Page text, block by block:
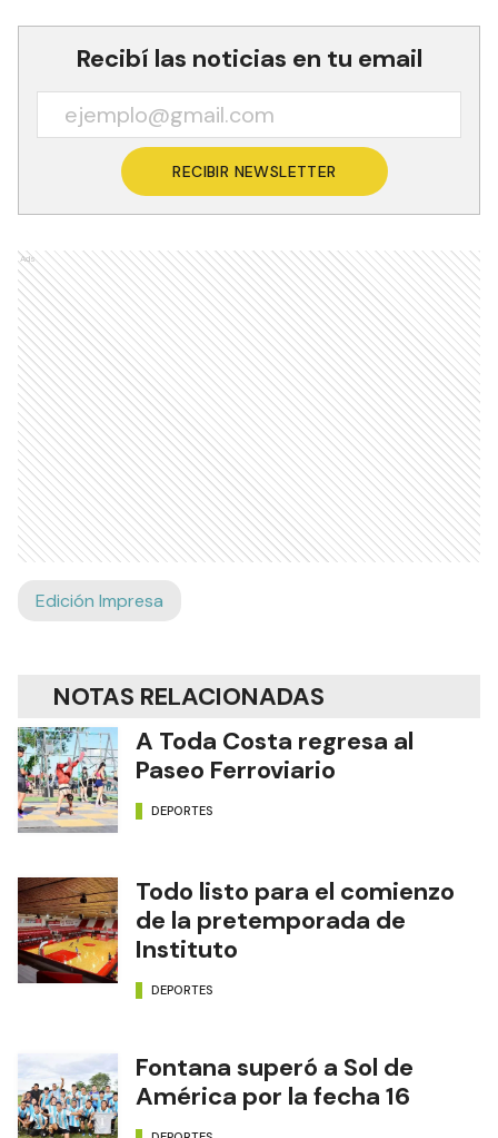
Recibí las noticias en tu email
RECIBIR NEWSLETTER
Ads
Edición Impresa
NOTAS RELACIONADAS
A Toda Costa regresa al
Paseo Ferroviario
DEPORTES
Todo listo para el comienzo
de la pretemporada de
Instituto
DEPORTES
Fontana superó a Sol de
América por la fecha 16